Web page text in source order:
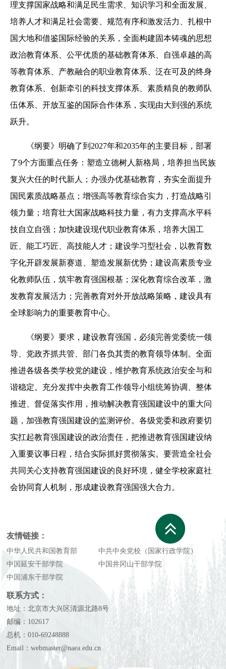
理支撑国家战略和满足民生需求、知识学习和全面发展、
培养人才和满足社会需要、规范有序和激发活力、扎根中
国大地和借鉴国际经验的关系，全面构建固本铸魂的思想
政治教育体系、公平优质的基础教育体系、自强卓越的高
等教育体系、产教融合的职业教育体系、泛在可及的终身
教育体系、创新牵引的科技支撑体系、素质精良的教师队
伍体系、开放互鉴的国际合作体系，实现由大到强的系统
跃升。
《纲要》明确了到2027年和2035年的主要目标，部署
了9个方面重点任务：塑造立德树人新格局，培养担当民族
复兴大任的时代新人；办强办优基础教育，夯实全面提升
国民素质战略基点；增强高等教育综合实力，打造战略引
领力量；培育壮大国家战略科技力量，有力支撑高水平科
技自立自强；加快建设现代职业教育体系，培养大国工
匠、能工巧匠、高技能人才；建设学习型社会，以教育数
字化开辟发展新赛道、塑造发展新优势；建设高素质专业
化教师队伍，筑牢教育强国根基；深化教育综合改革，激
发教育发展活力；完善教育对外开放战略策略，建设具有
全球影响力的重要教育中心。
《纲要》要求，建设教育强国，必须完善党委统一领
导、党政齐抓共管、部门各负其责的教育领导体制。全面
推进各级各类学校党的建设，维护教育系统政治安全与和
谐稳定。充分发挥中央教育工作领导小组统筹协调、整体
推进、督促落实作用，推动解决教育强国建设中的重大问
题，加强教育强国建设的监测评价。各级党委和政府要切
实扛起教育强国建设的政治责任，把推进教育强国建设纳
入重要议事日程，结合实际抓好贯彻落实。要营造全社会
共同关心支持教育强国建设的良好环境，健全学校家庭社
会协同育人机制，形成建设教育强国强大合力。
友情链接：
中华人民共和国教育部
中共中央党校（国家行政学院）
中国延安干部学院
中国井冈山干部学院
中国浦东干部学院
联系方式：
地址：北京市大兴区清源北路8号
邮编：102617
总机：010-69248888
Email：webmaster@naea.edu.cn